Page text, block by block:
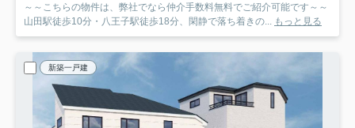
～～こちらの物件は、弊社でなら仲介手数料無料でご紹介可能です～～
山田駅徒歩10分・八王子駅徒歩18分、閑静で落ち着きの...
もっと見る
新築一戸建